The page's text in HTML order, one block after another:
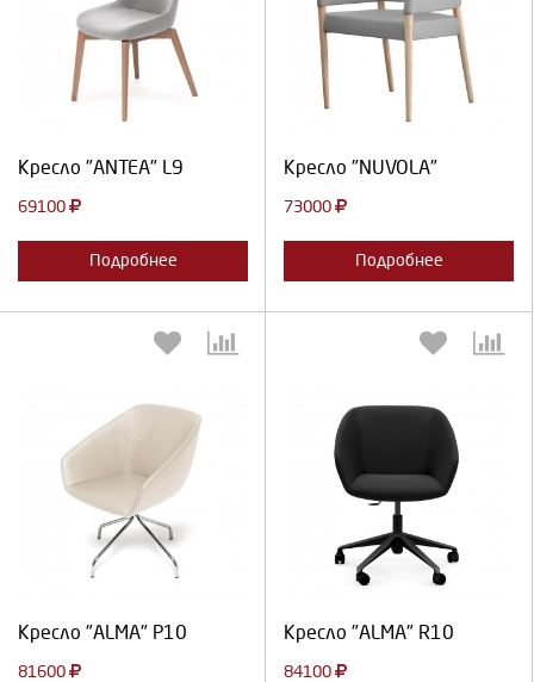
Кресло "ANTEA" L9
69100
Подробнее
Выберите количество:
Продолжить
Кресло "NUVOLA"
73000
Подробнее
Выберите количество:
Кресло "ALMA" P10
81600
Выберите количество:
Кресло "ALMA" R10
84100
Выберите количество:
Продолжить Отмена